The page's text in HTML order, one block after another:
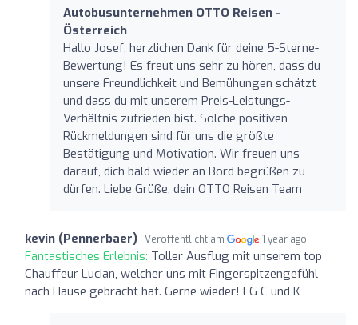
Autobusunternehmen OTTO Reisen -
Österreich
Hallo Josef, herzlichen Dank für deine 5-Sterne-
Bewertung! Es freut uns sehr zu hören, dass du
unsere Freundlichkeit und Bemühungen schätzt
und dass du mit unserem Preis-Leistungs-
Verhältnis zufrieden bist. Solche positiven
Rückmeldungen sind für uns die größte
Bestätigung und Motivation. Wir freuen uns
darauf, dich bald wieder an Bord begrüßen zu
dürfen. Liebe Grüße, dein OTTO Reisen Team
kevin (Pennerbaer) Veröffentlicht am 1 year ago
Fantastisches Erlebnis: Toller Ausflug mit unserem top
Chauffeur Lucian, welcher uns mit Fingerspitzengefühl
nach Hause gebracht hat. Gerne wieder! LG C und K